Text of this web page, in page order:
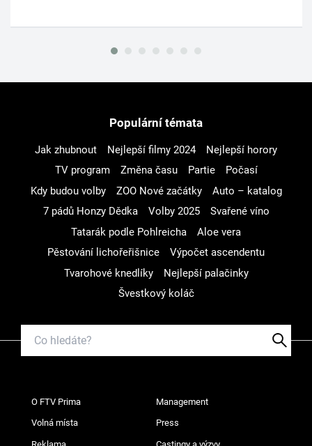
Populární témata
Jak zhubnout Nejlepší filmy 2024
Nejlepší horory
TV program
Změna času Partie
Počasí
Kdy budou volby
ZOO Nové začátky
Auto – katalog
7 pádů Honzy Dědka
Volby 2025
Svařené víno
Tatarák podle Pohlreicha
Aloe vera
Pěstování lichořeřišnice
Výpočet ascendentu
Tvarohové knedlíky
Nejlepší palačinky
Švestkový koláč
O FTV Prima Management
Volná místa Press